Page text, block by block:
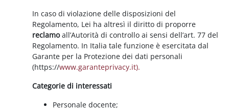
In caso di violazione delle disposizioni del
Regolamento, Lei ha altresì il diritto di proporre
reclamoall’Autorità di controllo ai sensi dell’art. 77 del
Regolamento. In Italia tale funzione è esercitata dal
Garante per la Protezione dei dati personali
(https://www.garanteprivacy.it).
Categorie di interessati
Personale docente;